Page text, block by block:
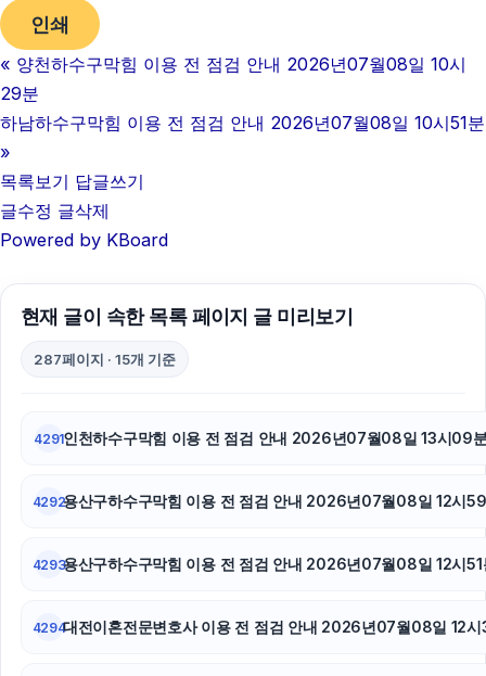
재산분할
장기렌트
구로구하수구막힘
양천하수구막힘
인쇄
« 양천하수구막힘 이용 전 점검 안내 2026년07월08일 10시
29분
하남하수구막힘 이용 전 점검 안내 2026년07월08일 10시51분
»
목록보기 답글쓰기
글수정 글삭제
Powered by KBoard
현재 글이 속한 목록 페이지 글 미리보기
287페이지 · 15개 기준
4291인천하수구막힘 이용 전 점검 안내 2026년07월08일 13시09
4292용산구하수구막힘 이용 전 점검 안내 2026년07월08일 12시
4293용산구하수구막힘 이용 전 점검 안내 2026년07월08일 12시51
4294대전이혼전문변호사 이용 전 점검 안내 2026년07월08일 12